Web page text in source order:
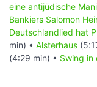
eine antijüdische
Bankiers Salomon
Deutschlandlied hat
min) • Alsterhaus
(4:29 min) • Swing in